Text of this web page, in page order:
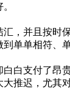
，并且按时
单单相符、
白支付了昂
推迟，尤其